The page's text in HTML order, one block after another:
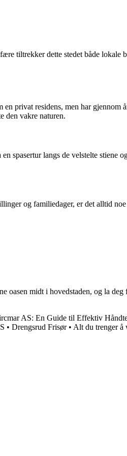
tiltrekker dette stedet både lokale
privat residens, men har gjennom
den vakre naturen.
spasertur langs de velstelte stiene
og familiedager, er det alltid noe
oasen midt i hovedstaden, og la
AS: En Guide til Effektiv
• Drengsrud Frisør• Alt du trenger å